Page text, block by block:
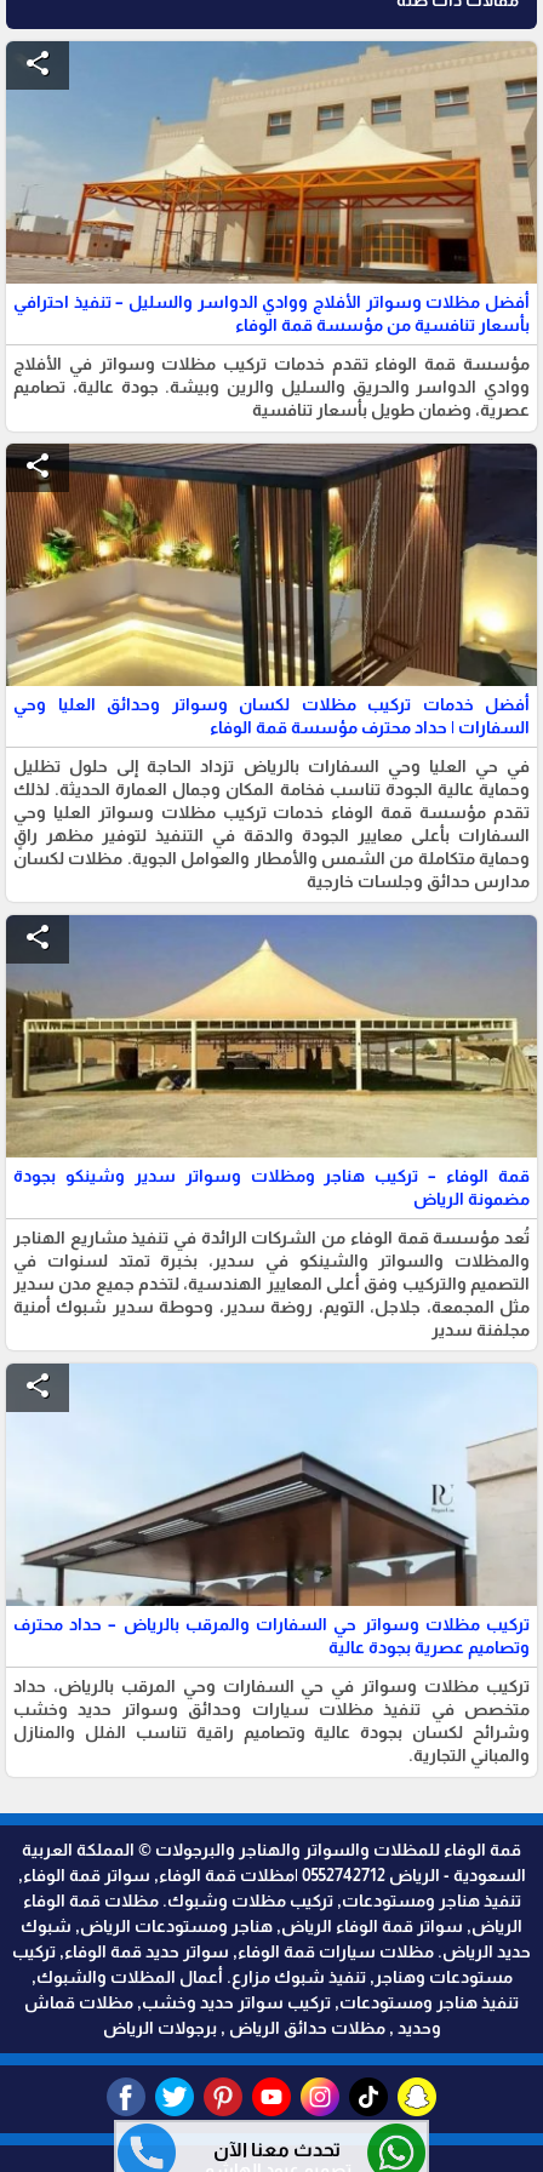
تحدث معنا الآن
share
أفضل مظلات وسواتر الأفلاج ووادي الدواسر والسليل – تنفيذ احترافي
بأسعار تنافسية من مؤسسة قمة الوفاء
مؤسسة قمة الوفاء تقدم خدمات تركيب مظلات وسواتر في الأفلاج
ووادي الدواسر والحريق والسليل والرين وبيشة. جودة عالية، تصاميم
عصرية، وضمان طويل بأسعار تنافسية
share
أفضل خدمات تركيب مظلات لكسان وسواتر وحدائق العليا وحي
السفارات | حداد محترف مؤسسة قمة الوفاء
في حي العليا وحي السفارات بالرياض تزداد الحاجة إلى حلول تظليل
وحماية عالية الجودة تناسب فخامة المكان وجمال العمارة الحديثة. لذلك
تقدم مؤسسة قمة الوفاء خدمات تركيب مظلات وسواتر العليا وحي
السفارات بأعلى معايير الجودة والدقة في التنفيذ لتوفير مظهر راقٍ
وحماية متكاملة من الشمس والأمطار والعوامل الجوية. مظلات لكسان
مدارس حدائق وجلسات خارجية
share
قمة الوفاء – تركيب هناجر ومظلات وسواتر سدير وشينكو بجودة
مضمونة الرياض
تُعد مؤسسة قمة الوفاء من الشركات الرائدة في تنفيذ مشاريع الهناجر
والمظلات والسواتر والشينكو في سدير، بخبرة تمتد لسنوات في
التصميم والتركيب وفق أعلى المعايير الهندسية، لتخدم جميع مدن سدير
مثل المجمعة، جلاجل، التويم، روضة سدير، وحوطة سدير شبوك أمنية
مجلفنة سدير
share
تركيب مظلات وسواتر حي السفارات والمرقب بالرياض – حداد محترف
وتصاميم عصرية بجودة عالية
تركيب مظلات وسواتر في حي السفارات وحي المرقب بالرياض، حداد
متخصص في تنفيذ مظلات سيارات وحدائق وسواتر حديد وخشب
وشرائح لكسان بجودة عالية وتصاميم راقية تناسب الفلل والمنازل
والمباني التجارية.
قمة الوفاء للمظلات والسواتر والهناجر والبرجولات © المملكة العربية
السعودية - الرياض 0552742712 |مظلات قمة الوفاء, سواتر قمة الوفاء,
تنفيذ هناجر ومستودعات, تركيب مظلات وشبوك. مظلات قمة الوفاء
الرياض, سواتر قمة الوفاء الرياض, هناجر ومستودعات الرياض, شبوك
حديد الرياض. مظلات سيارات قمة الوفاء, سواتر حديد قمة الوفاء, تركيب
مستودعات وهناجر, تنفيذ شبوك مزارع. أعمال المظلات والشبوك,
تنفيذ هناجر ومستودعات, تركيب سواتر حديد وخشب, مظلات قماش
وحديد , مظلات حدائق الرياض , برجولات الرياض